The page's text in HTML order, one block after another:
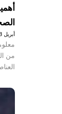
أبريل 28, 2025
من